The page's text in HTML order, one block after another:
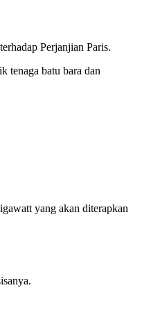
Perjanjian Paris.
tenaga batu bara dan
yang akan diterapkan